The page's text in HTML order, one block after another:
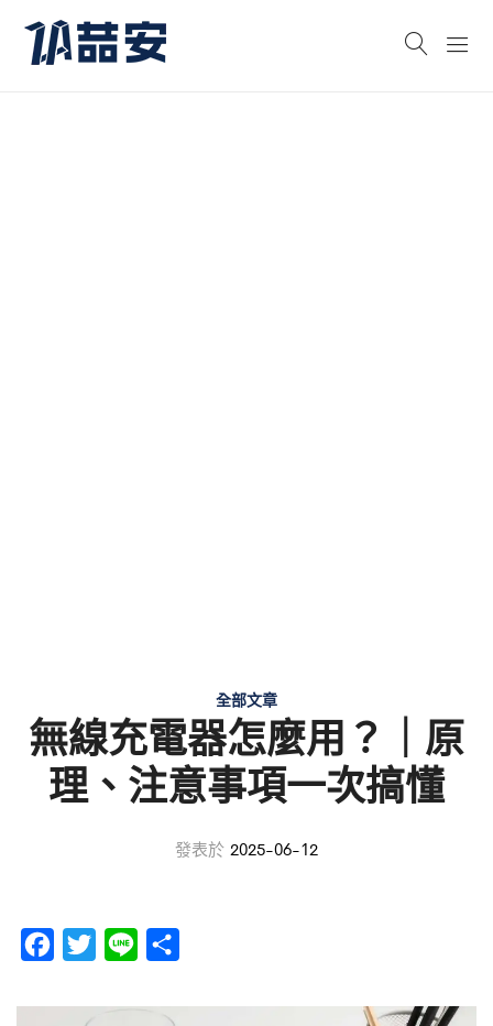
全部文章
無線充電器怎麼用？｜原
理、注意事項一次搞懂
發表於 2025-06-12
c
i
n